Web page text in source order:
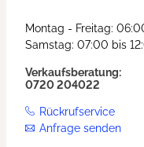
Montag - Freitag:
Samstag: 07:00 bis
Verkaufsberatung:
0720 204022
Rückrufservice
Anfrage senden